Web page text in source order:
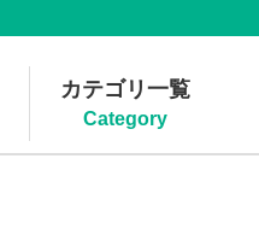
カテゴリ一覧
Category